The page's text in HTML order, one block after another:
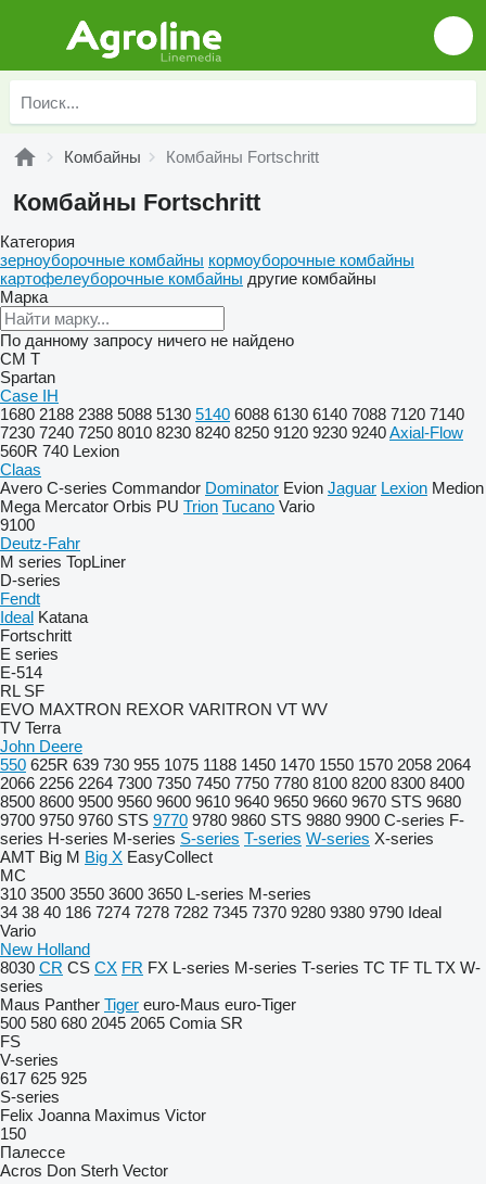
Комбайны Комбайны Fortschritt
Комбайны Fortschritt
Категория
зерноуборочные комбайны кормоуборочные комбайны
картофелеуборочные комбайны другие комбайны
Марка
По данному запросу ничего не найдено
CM T
Spartan
Case IH
1680 2188 2388 5088 5130 5140 6088 6130 6140 7088 7120 7140
7230 7240 7250 8010 8230 8240 8250 9120 9230 9240Axial-Flow
560R 740 Lexion
Claas
Avero C-series Commandor Dominator Evion Jaguar Lexion Medion
Mega Mercator Orbis PU Trion Tucano Vario
9100
Deutz-Fahr
M series TopLiner
D-series
Fendt
Ideal Katana
Fortschritt
E series
E-514
RL SF
EVO MAXTRON REXOR VARITRON VT WV
TV Terra
John Deere
550 625R 639 730 955 1075 1188 1450 1470 1550 1570 2058 2064
2066 2256 2264 7300 7350 7450 7750 7780 8100 8200 8300 8400
8500 8600 9500 9560 9600 9610 9640 9650 9660 9670 STS 9680
9700 9750 9760 STS 9770 9780 9860 STS 9880 9900 C-series F-
series H-series M-series S-series T-series W-series X-series
AMT Big M Big X EasyCollect
MC
310 3500 3550 3600 3650 L-series M-series
34 38 40 186 7274 7278 7282 7345 7370 9280 9380 9790 Ideal
Vario
New Holland
8030 CR CS CX FR FX L-series M-series T-series TC TF TL TX W-
series
Maus Panther Tiger euro-Maus euro-Tiger
500 580 680 2045 2065 Comia SR
FS
V-series
617 625 925
S-series
Felix Joanna Maximus Victor
150
Палессе
Acros Don Sterh Vector